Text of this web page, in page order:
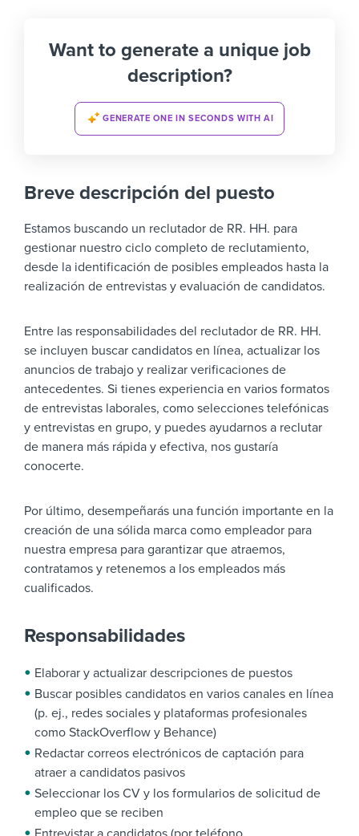
Want to generate a unique job
description?
GENERATE ONE IN SECONDS WITH AI
Breve descripción del puesto
Estamos buscando un reclutador de RR. HH. para
gestionar nuestro ciclo completo de reclutamiento,
desde la identificación de posibles empleados hasta la
realización de entrevistas y evaluación de candidatos.
Entre las responsabilidades del reclutador de RR. HH.
se incluyen buscar candidatos en línea, actualizar los
anuncios de trabajo y realizar verificaciones de
antecedentes. Si tienes experiencia en varios formatos
de entrevistas laborales, como selecciones telefónicas
y entrevistas en grupo, y puedes ayudarnos a reclutar
de manera más rápida y efectiva, nos gustaría
conocerte.
Por último, desempeñarás una función importante en la
creación de una sólida marca como empleador para
nuestra empresa para garantizar que atraemos,
contratamos y retenemos a los empleados más
cualificados.
Responsabilidades
Elaborar y actualizar descripciones de puestos
Buscar posibles candidatos en varios canales en línea
(p. ej., redes sociales y plataformas profesionales
como StackOverflow y Behance)
Redactar correos electrónicos de captación para
atraer a candidatos pasivos
Seleccionar los CV y los formularios de solicitud de
empleo que se reciben